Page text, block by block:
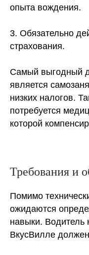
опыта вождения.
3. Обязательно
страхования.
Самый выгодный
является
низких налогов.
потребуется
которой
Требования и
Помимо
ожидаются
навыки. Водитель
ВкусВилле